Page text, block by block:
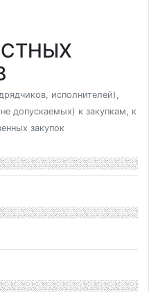
исполнителей),
допускаемых) к закупкам, к
закупок